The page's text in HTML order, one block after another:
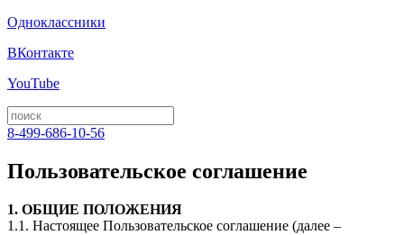
Одноклассники
ВКонтакте
YouTube
8-499-686-10-56
Пользовательское соглашение
1. ОБЩИЕ ПОЛОЖЕНИЯ
1.1. Настоящее Пользовательское соглашение (далее –